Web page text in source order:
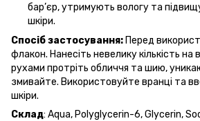
бар’єр, утримують вологу та
шкіри.
Спосіб застосування: Перед
флакон. Нанесіть невелику кількість
рухами протріть обличчя та шию,
змивайте. Використовуйте вранці та
шкіри.
Склад: Aqua, Polyglycerin-6, Glycerin,